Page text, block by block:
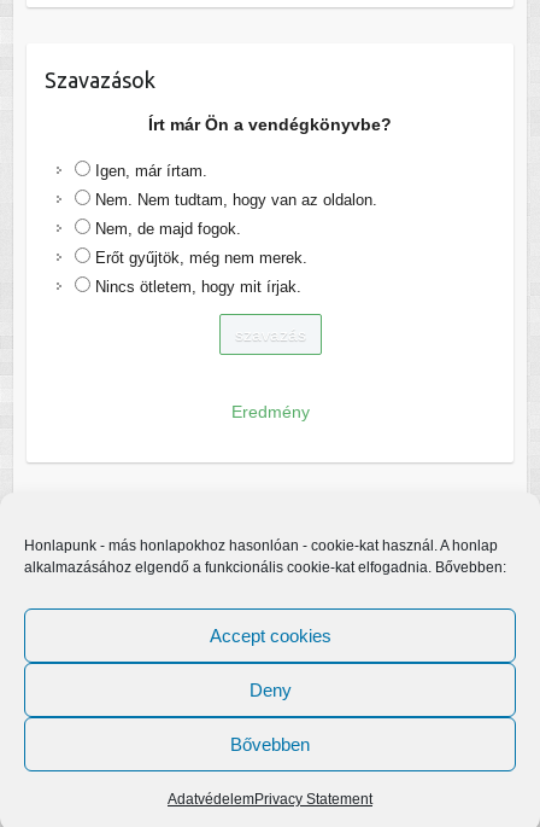
Honlapunk - más honlapokhoz hasonlóan - cookie-kat használ. A honlap
alkalmazásához elgendő a funkcionális cookie-kat elfogadnia. Bővebben:
Accept cookies
Deny
Bővebben
AdatvédelemPrivacy Statement
Szavazások
Írt már Ön a vendégkönyvbe?
Igen, már írtam.
Nem. Nem tudtam, hogy van az oldalon.
Nem, de majd fogok.
Erőt gyűjtök, még nem merek.
Nincs ötletem, hogy mit írjak.
Eredmény
Egerfarmos.hu. A sablont készítette:
WordPress